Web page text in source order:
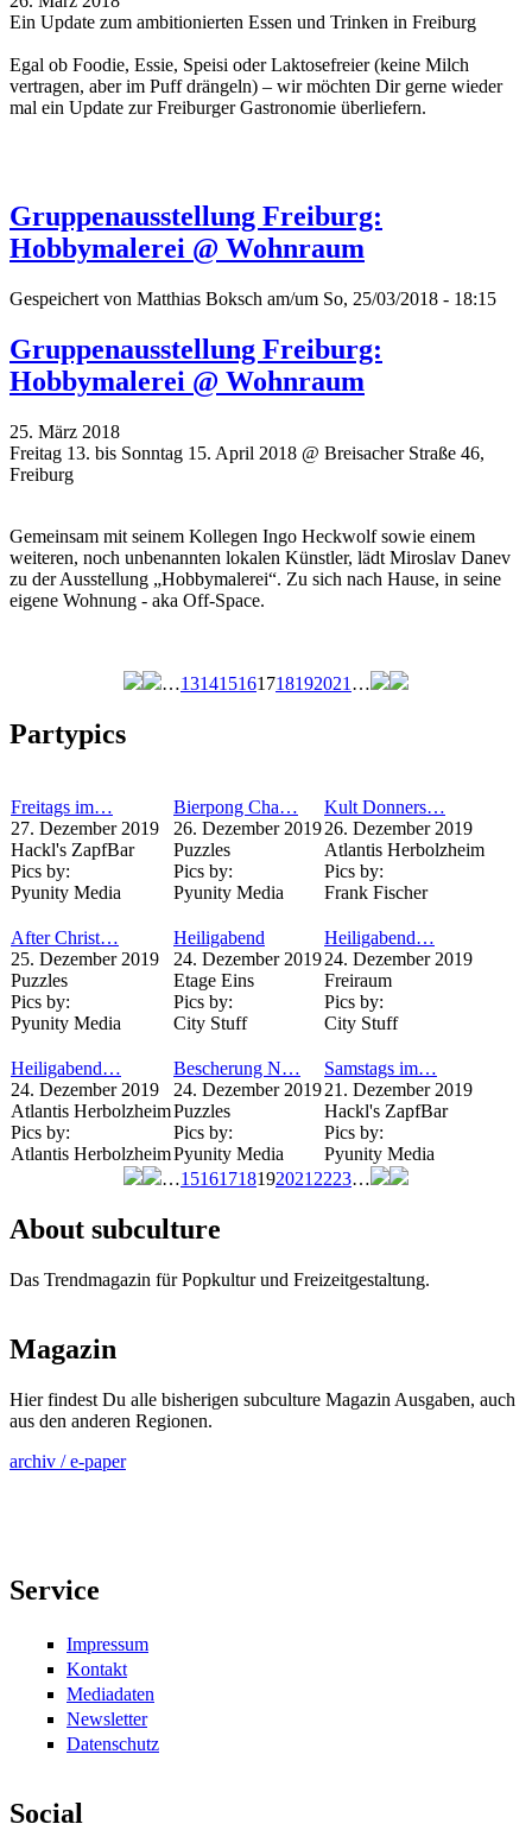
Ein Update zum ambitionierten Essen und Trinken in Freiburg
Egal ob Foodie, Essie, Speisi oder Laktosefreier (keine Milch
vertragen, aber im Puff drängeln) – wir möchten Dir gerne wieder
mal ein Update zur Freiburger Gastronomie überliefern.
Gruppenausstellung Freiburg:
Hobbymalerei @ Wohnraum
Gespeichert von Matthias Boksch am/um So, 25/03/2018 - 18:15
Gruppenausstellung Freiburg:
Hobbymalerei @ Wohnraum
25. März 2018
Freitag 13. bis Sonntag 15. April 2018 @ Breisacher Straße 46,
Freiburg
Gemeinsam mit seinem Kollegen Ingo Heckwolf sowie einem
weiteren, noch unbenannten lokalen Künstler, lädt Miroslav Danev
zu der Ausstellung „Hobbymalerei“. Zu sich nach Hause, in seine
eigene Wohnung - aka Off-Space.
…131415161718192021 …
Partypics
Freitags im…
27. Dezember 2019
Hackl's ZapfBar
Pics by:
Pyunity Media
Bierpong Cha…
26. Dezember 2019
Puzzles
Pics by:
Pyunity Media
Kult Donners…
26. Dezember 2019
Atlantis Herbolzheim
Pics by:
Frank Fischer
After Christ…
25. Dezember 2019
Puzzles
Pics by:
Pyunity Media
Heiligabend
24. Dezember 2019
Etage Eins
Pics by:
City Stuff
Heiligabend…
24. Dezember 2019
Freiraum
Pics by:
City Stuff
Heiligabend…
24. Dezember 2019
Atlantis Herbolzheim
Pics by:
Atlantis Herbolzheim
Bescherung N…
24. Dezember 2019
Puzzles
Pics by:
Pyunity Media
Samstags im…
21. Dezember 2019
Hackl's ZapfBar
Pics by:
Pyunity Media
…15161718192021 2223…
About subculture
Das Trendmagazin für Popkultur und Freizeitgestaltung.
Magazin
Hier findest Du alle bisherigen subculture Magazin Ausgaben, auch
aus den anderen Regionen.
archiv / e-paper
Service
Impressum
Kontakt
Mediadaten
Newsletter
Datenschutz
Social